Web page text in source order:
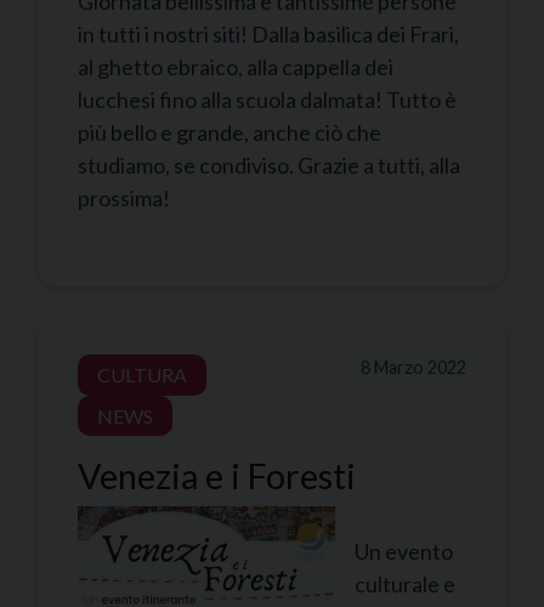
in tutti i nostri siti! Dalla basilica dei Frari,
al ghetto ebraico, alla cappella dei
lucchesi fino alla scuola dalmata! Tutto è
più bello e grande, anche ciò che
studiamo, se condiviso. Grazie a tutti, alla
prossima!
8 Marzo 2022
CULTURA
NEWS
Venezia e i Foresti
Un evento
culturale e